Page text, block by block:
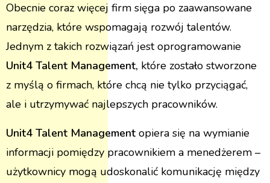
Obecnie coraz więcej firm sięga po zaawansowane
narzędzia, które wspomagają rozwój talentów.
Jednym z takich rozwiązań jest oprogramowanie
Unit4 Talent Management, które zostało stworzone
z myślą o firmach, które chcą nie tylko przyciągać,
ale i utrzymywać najlepszych pracowników.
Unit4 Talent Management opiera się na wymianie
informacji pomiędzy pracownikiem a menedżerem –
użytkownicy mogą udoskonalić komunikację między